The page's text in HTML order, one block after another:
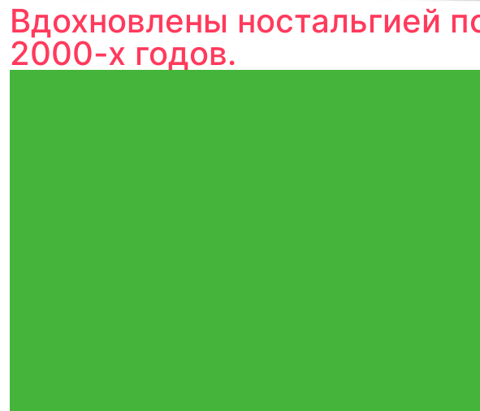
Вдохновлены ностальгией
2000-х годов.